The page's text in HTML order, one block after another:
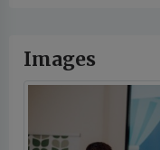
Images